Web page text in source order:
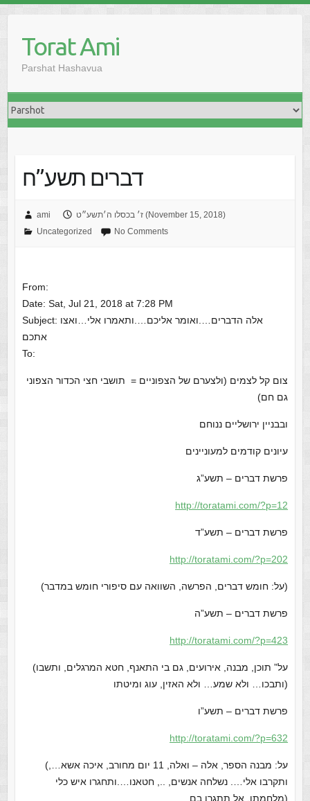
Torat Ami
Parshat Hashavua
דברים תשע”ח
ami
ז׳ בכסלו ה׳תשע״ט (November 15, 2018)
Uncategorized
No Comments
From:
Date: Sat, Jul 21, 2018 at 7:28 PM
‪Subject: אלה הדברים….ואומר אליכם….ותאמרו אלי…ואצו
To:
צום קל לצמים (ולצערם של הצפוניים = תושבי חצי הכדור הצפוני
גם חם)
ובבניין ירושליים ננוחם
עיונים קודמים למעוניינים
פרשת דברים – תשע”ג
http://toratami.com/?p=12
פרשת דברים – תשע”ד
http://toratami.com/?p=202
(על: חומש דברים, הפרשה, השוואה עם סיפורי חומש במדבר)
פרשת דברים – תשע”ה
http://toratami.com/?p=423
(על” תוכן, מבנה, אירועים, גם בי התאנף, חטא המרגלים, ותשבו
ותבכו… ולא שמע… ולא האזין, עוג ומיטתו)
פרשת דברים – תשע”ו
http://toratami.com/?p=632
(על: מבנה הספר, אלה – ואלה, 11 יום מחורב, איכה אשא…,
ותקרבו אלי…. נשלחה אנשים, .., חטאנו….ותחגרו איש כלי
מלחמתו, אל תתגרו בם)